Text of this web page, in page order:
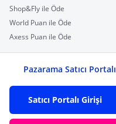
Shop&Fly ile Öde
World Puan ile Öde
Axess Puan ile Öde
Pazarama Satıcı Portalı
Satıcı Portalı Girişi